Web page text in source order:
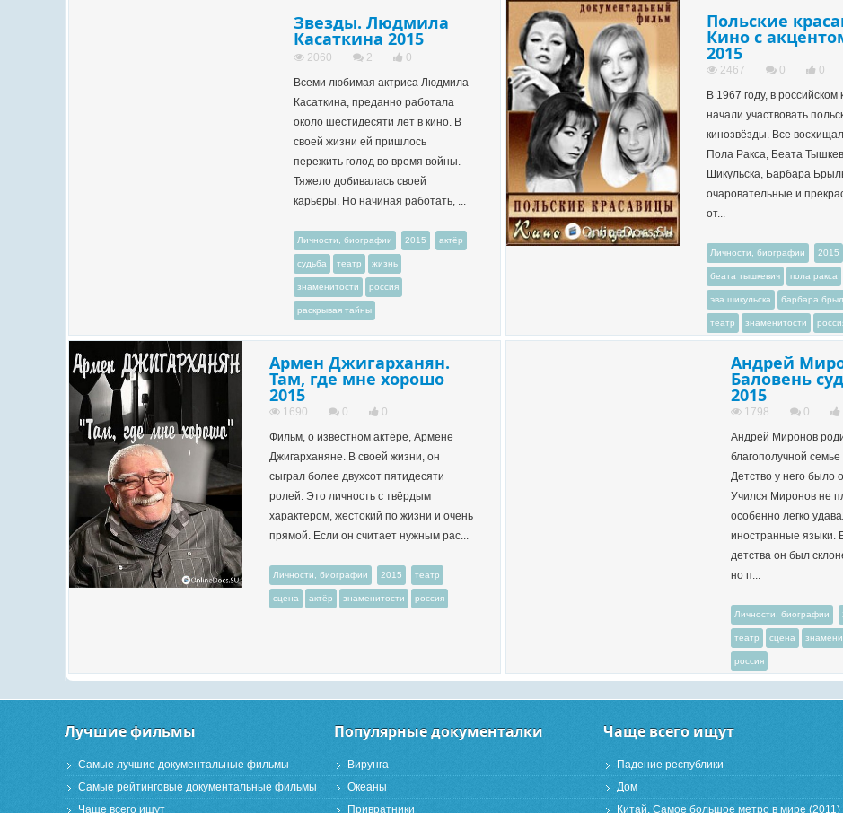
Звезды. Людмила
Касаткина 2015
2060 2
0
Всеми любимая актриса Людмила
Касаткина, преданно работала
около шестидесяти лет в кино. В
своей жизни ей пришлось
пережить голод во время войны.
Тяжело добивалась своей
карьеры. Но начиная работать, ...
Личности, биографии 2015 актёр
судьба театр жизнь
знаменитости россия
раскрывая тайны
Польские
Кино с
2015
2467 0
0
В 1967 году, в российском
начали участвовать
кинозвёзды. Все
Пола Ракса, Беата
Шикульска, Барбара
очаровательные и
от...
Личности, биографии 2015
беата тышкевич пола ракса
эва шикульска барбара
театр знаменитости
Армен Джигарханян.
Там, где мне хорошо
2015
1690 0
0
Фильм, о известном актёре, Армене
Джигарханяне. В своей жизни, он
сыграл более двухсот пятидесяти
ролей. Это личность с твёрдым
характером, жестокий по жизни и очень
прямой. Если он считает нужным рас...
Личности, биографии 2015 театр
сцена актёр знаменитости россия
Андрей
Баловень
2015
1798 0
Андрей Миронов
благополучной семье
Детство у него было
Учился Миронов не
особенно легко
иностранные языки.
детства он был
но п...
Личности, биографии
театр сцена
россия
Лучшие фильмы
Самые лучшие документальные фильмы
Самые рейтинговые документальные фильмы
Чаще всего ищут
Популярные документалки
Вирунга
Океаны
Привратники
Чаще всего ищут
Падение республики
Дом
Китай. Самое большое метро в мире (2011)